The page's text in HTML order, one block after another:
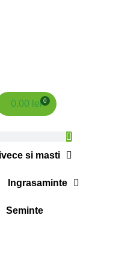
0.00 lei 0
si masti
Ingrasaminte
Seminte